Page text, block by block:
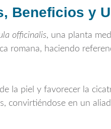
Beneficios y
officinalis, una planta
romana, haciendo
la piel y favorecer la
convirtiéndose en un